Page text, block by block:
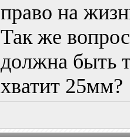
право на
Так же
должна быть
хватит 25мм?